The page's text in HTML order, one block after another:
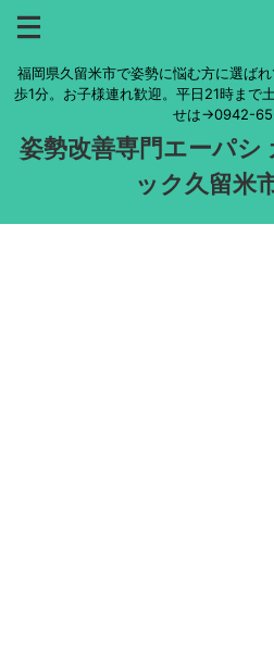
福岡県久留米市で姿勢に悩む方に選ば
歩1分。お子様連れ歓迎。平日21時まで
せは→0942-
姿勢改善専門エーパシ
ック久留米